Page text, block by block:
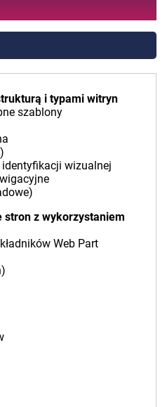
i typami witryn
szablony
wizualnej
stron z wykorzystaniem
Web Part